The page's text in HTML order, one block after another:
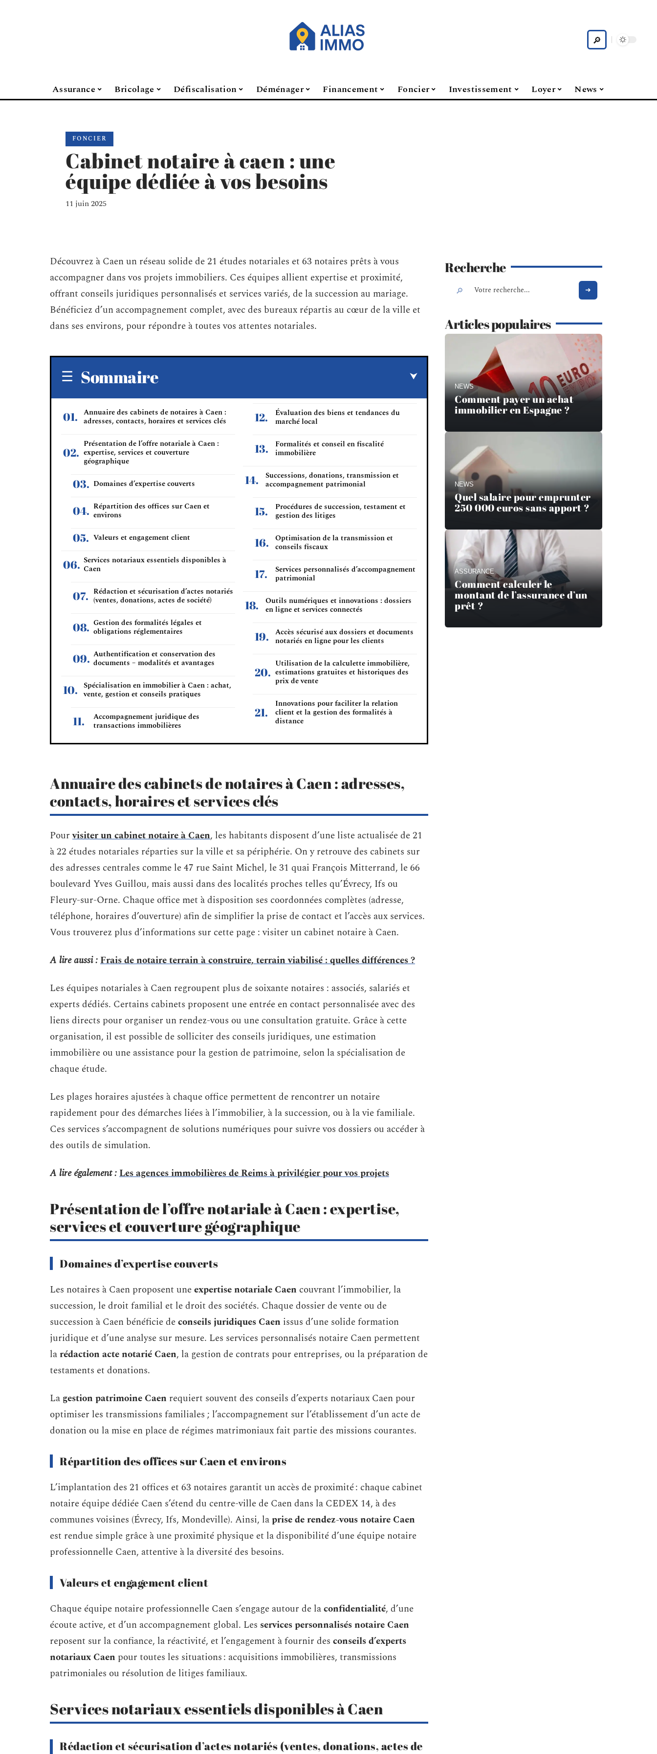
Assurance Bricolage Défiscalisation Déménager Financement Foncier Investissement Loyer News
FONCIER
Cabinet notaire à caen : une
équipe dédiée à vos besoins
11 juin 2025
Découvrez à Caen un réseau solide de 21 études notariales et 63 notaires prêts à vous
accompagner dans vos projets immobiliers. Ces équipes allient expertise et proximité,
offrant conseils juridiques personnalisés et services variés, de la succession au mariage.
Bénéficiez d’un accompagnement complet, avec des bureaux répartis au cœur de la ville et
dans ses environs, pour répondre à toutes vos attentes notariales.
Sommaire
Annuaire des cabinets de notaires à Caen :
adresses, contacts, horaires et services clés
Présentation de l’offre notariale à Caen :
expertise, services et couverture
géographique
Domaines d’expertise couverts
Répartition des offices sur Caen et
environs
Valeurs et engagement client
Services notariaux essentiels disponibles à
Caen
Rédaction et sécurisation d’actes notariés
(ventes, donations, actes de société)
Gestion des formalités légales et
obligations réglementaires
Authentification et conservation des
documents – modalités et avantages
Spécialisation en immobilier à Caen : achat,
vente, gestion et conseils pratiques
Accompagnement juridique des
transactions immobilières
Évaluation des biens et tendances du
marché local
Formalités et conseil en fiscalité
immobilière
Successions, donations, transmission et
accompagnement patrimonial
Procédures de succession, testament et
gestion des litiges
Optimisation de la transmission et
conseils fiscaux
Services personnalisés d’accompagnement
patrimonial
Outils numériques et innovations : dossiers
en ligne et services connectés
Accès sécurisé aux dossiers et documents
notariés en ligne pour les clients
Utilisation de la calculette immobilière,
estimations gratuites et historiques des
prix de vente
Innovations pour faciliter la relation
client et la gestion des formalités à
distance
Annuaire des cabinets de notaires à Caen : adresses,
contacts, horaires et services clés
Pourvisiter un cabinet notaire à Caen, les habitants disposent d’une liste actualisée de 21
à 22 études notariales réparties sur la ville et sa périphérie. On y retrouve des cabinets sur
des adresses centrales comme le 47 rue Saint Michel, le 31 quai François Mitterrand, le 66
boulevard Yves Guillou, mais aussi dans des localités proches telles qu’Évrecy, Ifs ou
Fleury-sur-Orne. Chaque office met à disposition ses coordonnées complètes (adresse,
téléphone, horaires d’ouverture) afin de simplifier la prise de contact et l’accès aux services.
Vous trouverez plus d’informations sur cette page : visiter un cabinet notaire à Caen.
A lire aussi :Frais de notaire terrain à construire, terrain viabilisé : quelles différences ?
Les équipes notariales à Caen regroupent plus de soixante notaires : associés, salariés et
experts dédiés. Certains cabinets proposent une entrée en contact personnalisée avec des
liens directs pour organiser un rendez-vous ou une consultation gratuite. Grâce à cette
organisation, il est possible de solliciter des conseils juridiques, une estimation
immobilière ou une assistance pour la gestion de patrimoine, selon la spécialisation de
chaque étude.
Les plages horaires ajustées à chaque office permettent de rencontrer un notaire
rapidement pour des démarches liées à l’immobilier, à la succession, ou à la vie familiale.
Ces services s’accompagnent de solutions numériques pour suivre vos dossiers ou accéder à
des outils de simulation.
A lire également :Les agences immobilières de Reims à privilégier pour vos projets
Présentation de l’offre notariale à Caen : expertise,
services et couverture géographique
Domaines d’expertise couverts
Les notaires à Caen proposent uneexpertise notariale Caen couvrant l’immobilier, la
succession, le droit familial et le droit des sociétés. Chaque dossier de vente ou de
succession à Caen bénéficie deconseils juridiques Caen issus d’une solide formation
juridique et d’une analyse sur mesure. Les services personnalisés notaire Caen permettent
larédaction acte notarié Caen, la gestion de contrats pour entreprises, ou la préparation de
testaments et donations.
La gestion patrimoine Caen requiert souvent des conseils d’experts notariaux Caen pour
optimiser les transmissions familiales ; l’accompagnement sur l’établissement d’un acte de
donation ou la mise en place de régimes matrimoniaux fait partie des missions courantes.
Répartition des offices sur Caen et environs
L’implantation des 21 offices et 63 notaires garantit un accès de proximité : chaque cabinet
notaire équipe dédiée Caen s’étend du centre-ville de Caen dans la CEDEX 14, à des
communes voisines (Évrecy, Ifs, Mondeville). Ainsi, laprise de rendez-vous notaire Caen
est rendue simple grâce à une proximité physique et la disponibilité d’une équipe notaire
professionnelle Caen, attentive à la diversité des besoins.
Valeurs et engagement client
Chaque équipe notaire professionnelle Caen s’engage autour de laconfidentialité, d’une
écoute active, et d’un accompagnement global. Les services personnalisés notaire Caen
reposent sur la confiance, la réactivité, et l’engagement à fournir des conseils d’experts
notariaux Caen pour toutes les situations : acquisitions immobilières, transmissions
patrimoniales ou résolution de litiges familiaux.
Services notariaux essentiels disponibles à Caen
Rédaction et sécurisation d’actes notariés (ventes, donations, actes de
Recherche
Articles populaires
NEWS
Comment payer un achat
immobilier en Espagne ?
NEWS
Quel salaire pour emprunter
250 000 euros sans apport ?
ASSURANCE
Comment calculer le
montant de l’assurance d’un
prêt ?